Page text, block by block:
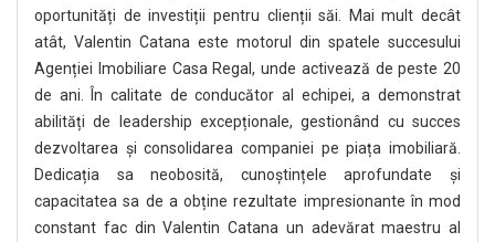
oportunități de investiții pentru clienții săi. Mai mult decât
atât, Valentin Catana este motorul din spatele succesului
Agenției Imobiliare Casa Regal, unde activează de peste 20
de ani. În calitate de conducător al echipei, a demonstrat
abilități de leadership excepționale, gestionând cu succes
dezvoltarea și consolidarea companiei pe piața imobiliară.
Dedicația sa neobosită, cunoștințele aprofundate și
capacitatea sa de a obține rezultate impresionante în mod
constant fac din Valentin Catana un adevărat maestru al